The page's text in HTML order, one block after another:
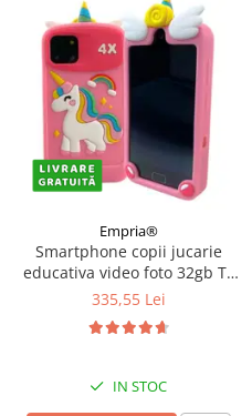
Empria®
Smartphone copii jucarie
educativa video foto 32gb TF
card rezolutie 480*800
335,55 Lei
IN STOC